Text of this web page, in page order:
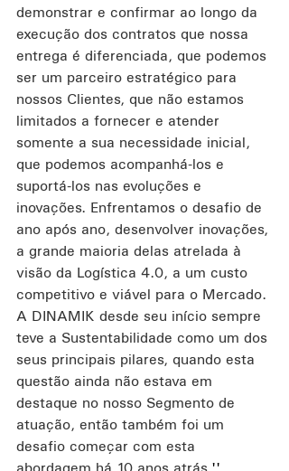
demonstrar e confirmar ao longo da
execução dos contratos que nossa
entrega é diferenciada, que podemos
ser um parceiro estratégico para
nossos Clientes, que não estamos
limitados a fornecer e atender
somente a sua necessidade inicial,
que podemos acompanhá-los e
suportá-los nas evoluções e
inovações. Enfrentamos o desafio de
ano após ano, desenvolver inovações,
a grande maioria delas atrelada à
visão da Logística 4.0, a um custo
competitivo e viável para o Mercado.
A DINAMIK desde seu início sempre
teve a Sustentabilidade como um dos
seus principais pilares, quando esta
questão ainda não estava em
destaque no nosso Segmento de
atuação, então também foi um
desafio começar com esta